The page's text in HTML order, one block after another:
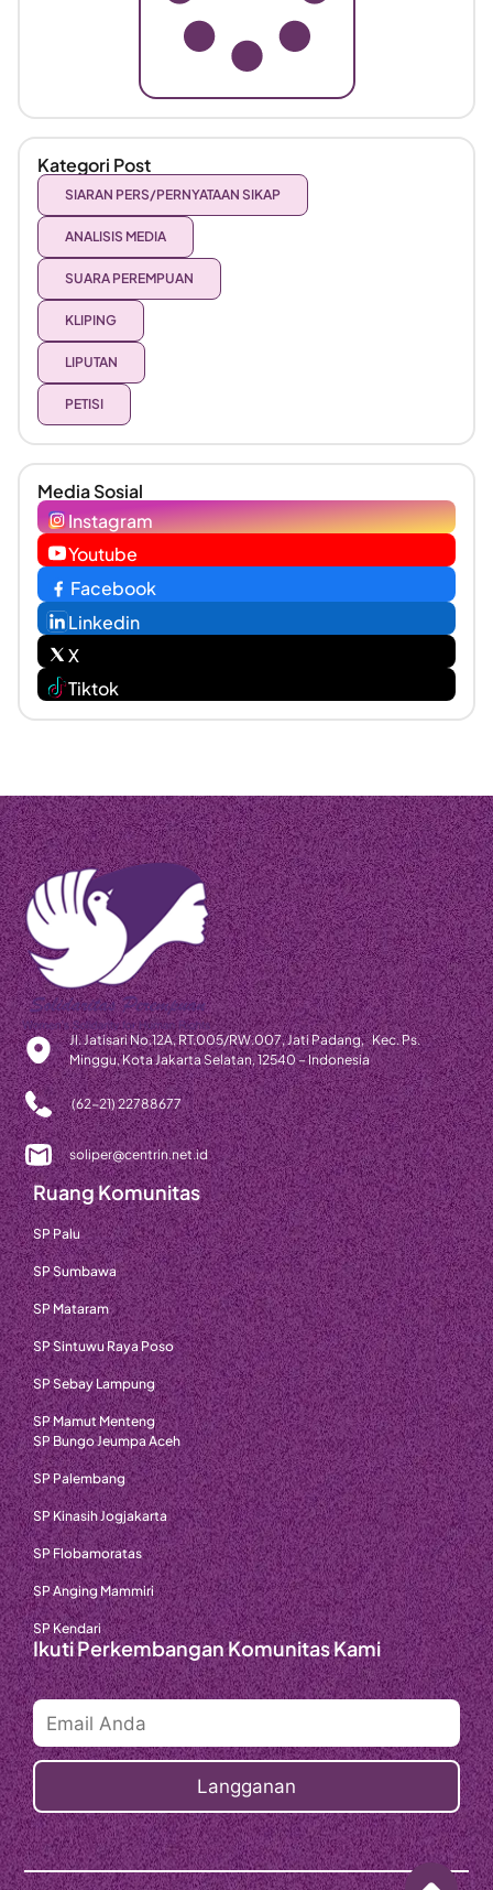
Kategori Post
SIARAN PERS/PERNYATAAN SIKAP
ANALISIS MEDIA
SUARA PEREMPUAN
KLIPING
LIPUTAN
PETISI
Media Sosial
Instagram
Youtube
Facebook
Linkedin
X
Tiktok
Jl. Jatisari No.12A, RT.005/RW.007, Jati Padang, Kec. Ps.
Minggu, Kota Jakarta Selatan, 12540 – Indonesia
(62-21) 22788677
soliper@centrin.net.id
Ruang Komunitas
SP Palu
SP Sumbawa
SP Mataram
SP Sintuwu Raya Poso
SP Sebay Lampung
SP Mamut Menteng
SP Bungo Jeumpa Aceh
SP Palembang
SP Kinasih Jogjakarta
SP Flobamoratas
SP Anging Mammiri
SP Kendari
Ikuti Perkembangan Komunitas Kami